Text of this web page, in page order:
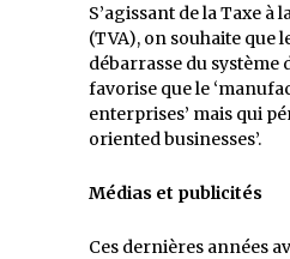
S’agissant de la Taxe à
(TVA), on souhaite que
débarrasse du
favorise que le
enterprises’ mais qui
oriented businesses’.
Médias et publicités
Ces dernières années